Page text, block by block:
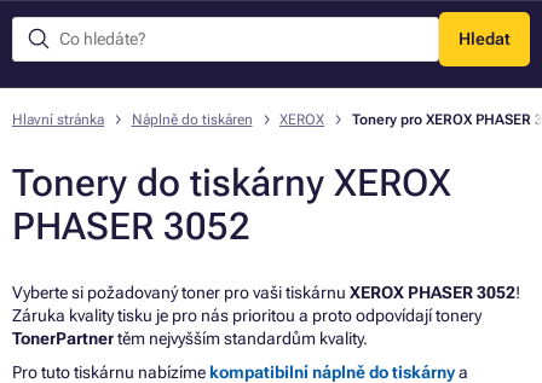
Hledat
Menu
Hlavní stránka Náplně do tiskáren XEROX Tonery pro XEROX PHASER
Tonery do tiskárny XEROX
PHASER 3052
Vyberte si požadovaný toner pro vaši tiskárnu XEROX PHASER 3052!
Záruka kvality tisku je pro nás prioritou a proto odpovídají tonery
TonerPartnertěm nejvyšším standardům kvality.
Pro tuto tiskárnu nabízíme kompatibilní náplně do tiskárnya